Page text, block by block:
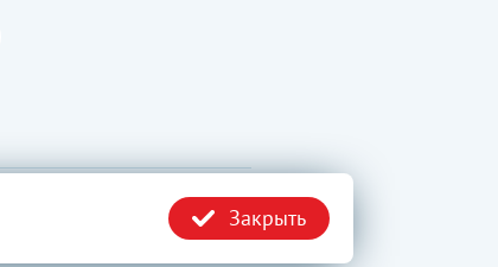
конфиденциальности
Закрыть